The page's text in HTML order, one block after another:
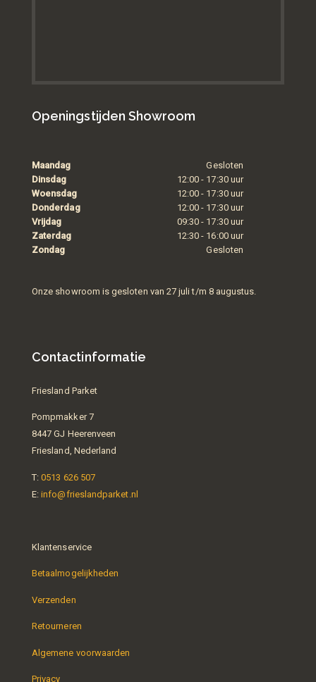
Openingstijden Showroom
Maandag
Gesloten
Dinsdag
12:00 - 17:30 uur
Woensdag
12:00 - 17:30 uur
Donderdag
12:00 - 17:30 uur
Vrijdag
09:30 - 17:30 uur
Zaterdag
12:30 - 16:00 uur
Zondag
Gesloten
Onze showroom is gesloten van 27 juli t/m 8 augustus.
Contactinformatie
Friesland Parket
Pompmakker 7
8447 GJ Heerenveen
Friesland, Nederland
T:0513 626 507
E:info@frieslandparket.nl
Klantenservice
Betaalmogelijkheden
Verzenden
Retourneren
Algemene voorwaarden
Privacy